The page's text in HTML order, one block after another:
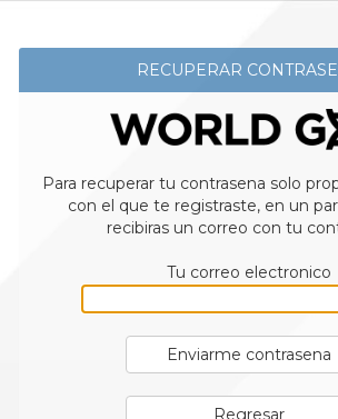
RECUPERAR
Para recuperar tu contrasena solo
con el que te registraste, en un
recibiras un correo con tu
Tu correo electronico
Enviarme contrasena
Regresar